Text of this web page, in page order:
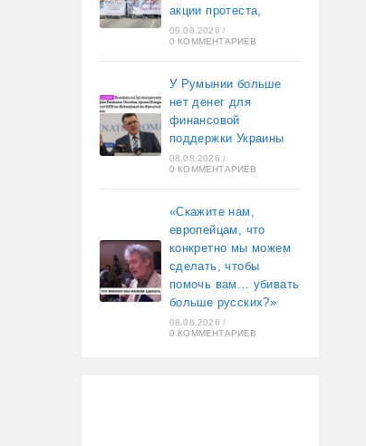
акции протеста,
09.08.2026 /
0 КОММЕНТАРИЕВ
У Румынии больше
нет денег для
финансовой
поддержки Украины
08.08.2026 /
0 КОММЕНТАРИЕВ
«Скажите нам,
европейцам, что
конкретно мы можем
сделать, чтобы
помочь вам… убивать
больше русских?»
08.08.2026 /
0 КОММЕНТАРИЕВ